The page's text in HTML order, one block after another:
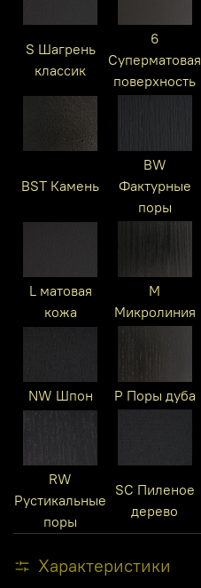
S Шагрень
классик
6
Суперматовая
поверхность
BST Камень
BW
Фактурные
поры
L матовая
кожа
M
Микролиния
NW Шпон P Поры дуба
RW
Рустикальные
поры
SC Пиленое
дерево
Характеристики